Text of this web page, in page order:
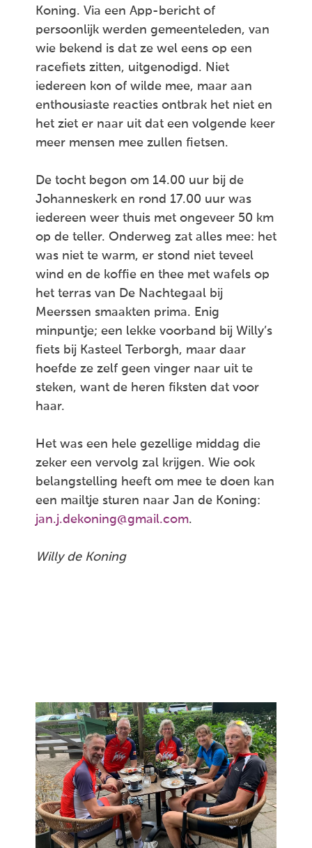
Koning. Via een App-bericht of
persoonlijk werden gemeenteleden, van
wie bekend is dat ze wel eens op een
racefiets zitten, uitgenodigd. Niet
iedereen kon of wilde mee, maar aan
enthousiaste reacties ontbrak het niet en
het ziet er naar uit dat een volgende keer
meer mensen mee zullen fietsen.
De tocht begon om 14.00 uur bij de
Johanneskerk en rond 17.00 uur was
iedereen weer thuis met ongeveer 50 km
op de teller. Onderweg zat alles mee: het
was niet te warm, er stond niet teveel
wind en de koffie en thee met wafels op
het terras van De Nachtegaal bij
Meerssen smaakten prima. Enig
minpuntje; een lekke voorband bij Willy’s
fiets bij Kasteel Terborgh, maar daar
hoefde ze zelf geen vinger naar uit te
steken, want de heren fiksten dat voor
haar.
Het was een hele gezellige middag die
zeker een vervolg zal krijgen. Wie ook
belangstelling heeft om mee te doen kan
een mailtje sturen naar Jan de Koning:
jan.j.dekoning@gmail.com.
Willy de Koning